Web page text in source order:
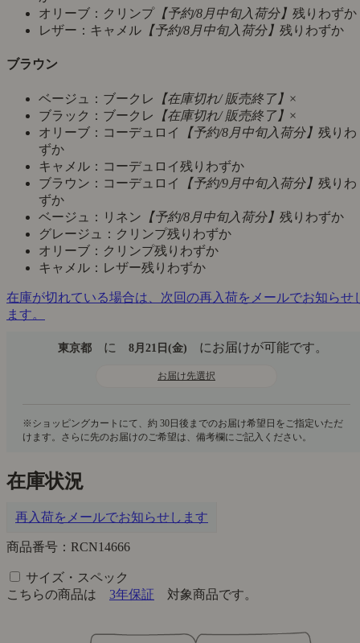
オリーブ：クリンプ【予約/8月中旬入荷分】 残りわずか
レザー：キャメル 【予約/8月中旬入荷分】 残りわずか
ブラウン
ベージュ：ブークレ 【在庫切れ/ 販売終了】 ×
ブラック：ブークレ
【在庫切れ/ 販売終了】 ×
オリーブ：コーデュロイ
【予約/8月中旬入荷分】 残りわ
ずか
キャメル：コーデュロイ残りわずか
ブラウン：コーデュロイ
【予約/9月中旬入荷分】 残りわ
ずか
ベージュ：リネン 【予約/8月中旬入荷分】 残りわずか
グレージュ：クリンプ残りわずか
オリーブ：クリンプ残りわずか
キャメル：レザー残りわずか
在庫が切れている場合は、次回の再入荷をメールでお知らせ
ます。
東京都 に 8月21日(金) にお届けが可能です。
お届け先選択
在庫状況
再入荷をメールでお知らせします
商品番号：RCN14666
サイズ・スペック
こちらの商品は 3年保証 対象商品です。